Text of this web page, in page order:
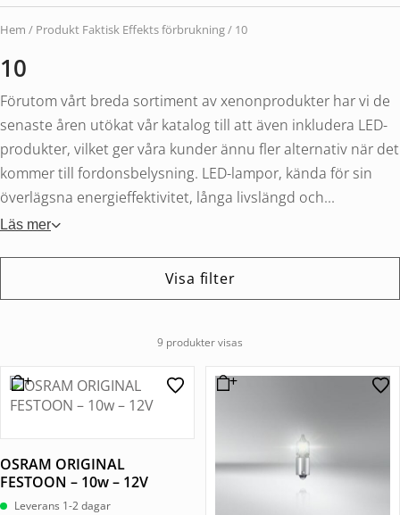
Hem / Produkt Faktisk Effekts förbrukning / 10
10
Förutom vårt breda sortiment av xenonprodukter har vi de
senaste åren utökat vår katalog till att även inkludera LED-
produkter, vilket ger våra kunder ännu fler alternativ när det
kommer till fordonsbelysning. LED-lampor, kända för sin
överlägsna energieffektivitet, långa livslängd och...
Läs mer
Visa filter
9 produkter visas
OSRAM ORIGINAL
FESTOON – 10w – 12V
Leverans 1-2 dagar